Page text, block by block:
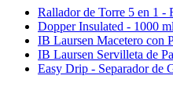
Rallador de Torre 5 en 1 -
Dopper Insulated - 1000 ml
IB Laursen Macetero con
IB Laursen Servilleta de
Easy Drip - Separador de